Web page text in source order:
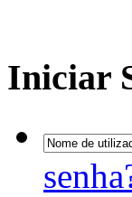
Iniciar